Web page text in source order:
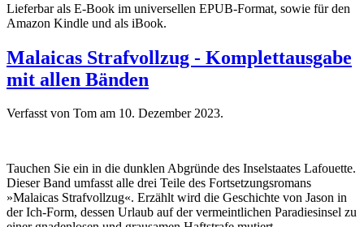
Lieferbar als E-Book im universellen EPUB-Format, sowie für den
Amazon Kindle und als iBook.
Malaicas Strafvollzug - Komplettausgabe
mit allen Bänden
Verfasst von Tom am 10. Dezember 2023.
Tauchen Sie ein in die dunklen Abgründe des Inselstaates Lafouette.
Dieser Band umfasst alle drei Teile des Fortsetzungsromans
»Malaicas Strafvollzug«. Erzählt wird die Geschichte von Jason in
der Ich-Form, dessen Urlaub auf der vermeintlichen Paradiesinsel zu